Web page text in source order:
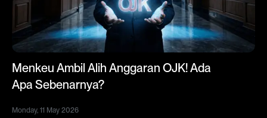
Menkeu Ambil Alih Anggaran OJK! Ada
Apa Sebenarnya?
Monday, 11 May 2026